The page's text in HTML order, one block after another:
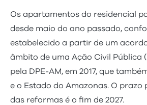
Os apartamentos do residencial
desde maio do ano passado,
estabelecido a partir de um
âmbito de uma Ação Civil Pública
pela DPE-AM, em 2017, que
e o Estado do Amazonas. O prazo
das reformas é o fim de 2027.